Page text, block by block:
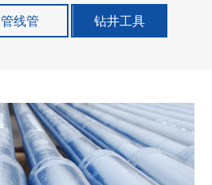
管线管 钻井工具